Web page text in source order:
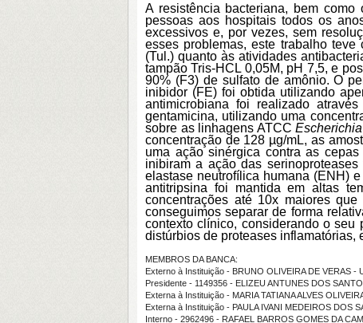
A resistência bacteriana, bem
pessoas aos hospitais todos os
excessivos e, por vezes, sem
esses problemas, este trabalho
(Tul.) quanto às atividades
tampão Tris-HCL 0,05M, pH 7,5, e
90% (F3) de sulfato de amônio. O
inibidor (FE) foi obtida utilizando
antimicrobiana foi realizado
gentamicina, utilizando uma
sobre as linhagens ATCC
concentração de 128 µg/mL, as
uma ação sinérgica contra as cepas
inibiram a ação das
elastase neutrofílica humana (ENH)
antitripsina foi mantida em altas
concentrações até 10x maiores
conseguimos separar de forma
contexto clínico, considerando o seu
distúrbios de proteases inflamatórias,
MEMBROS DA BANCA:
Externo à Instituição - BRUNO OLIVEIRA DE VERAS -
Presidente - 1149356 - ELIZEU ANTUNES DOS
Externa à Instituição - MARIA TATIANA ALVES
Externa à Instituição - PAULA IVANI MEDEIROS DOS
Interno - 2962496 - RAFAEL BARROS GOMES DA